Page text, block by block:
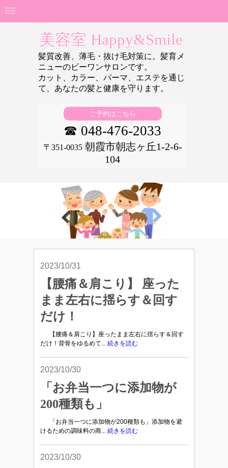
美容室 Happy&Smile
髪質改善、薄毛・抜け毛対策に。髪育メ
ニューのビーワンサロンです。
カット、カラー、パーマ、エステを通じ
て、あなたの髪と健康を守ります。
ご予約はこちら
☎ 048-476-2033
〒351-0035朝霞市朝志ヶ丘1-2-6-
104
2023/10/31
【腰痛＆肩こり】 座った
まま左右に揺らす＆回す
だけ！
【腰痛＆肩こり】座ったまま左右に揺らす＆回す
だけ！背骨をゆるめて... 続きを読む
2023/10/30
「お弁当一つに添加物が
200種類も」
「お弁当一つに添加物が200種類も」添加物を避
けるための調味料の商... 続きを読む
2023/10/30